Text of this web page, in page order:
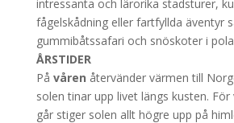
intressanta och lärorika stadsturer,
fågelskådning eller fartfyllda äventyr
gummibåtssafari och snöskoter i
ÅRSTIDER
På våren återvänder värmen till
solen tinar upp livet längs kusten.
går stiger solen allt högre upp på